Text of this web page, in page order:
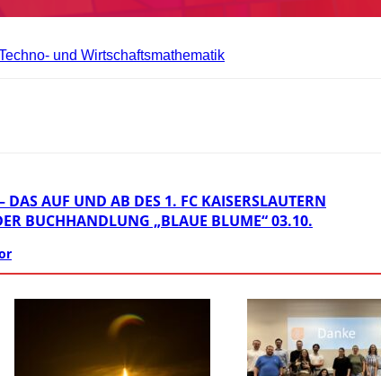
und Wirtschaftsmathematik
DAS AUF UND AB DES 1. FC KAISERSLAUTERN
BUCHHANDLUNG „BLAUE BLUME“ 03.10.